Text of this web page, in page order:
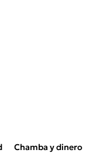
Chamba y dinero